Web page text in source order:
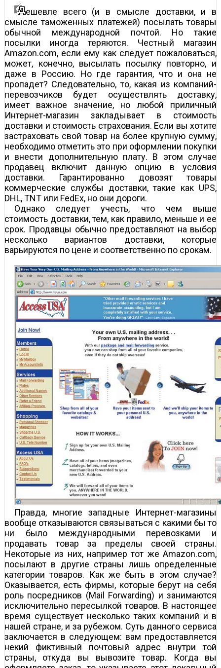
ешевле всего (и в смысле доставки, и в
смысле таможенных платежей) посылать товары
обычной международной почтой. Но такие
посылки иногда теряются. Честный магазин
Amazon.com, если ему как следует пожаловаться,
может, конечно, высылать посылку повторно, и
даже в Россию. Но где гарантия, что и она не
пропадет? Следовательно, то, какая из компаний-
перевозчиков будет осуществлять доставку,
имеет важное значение, но любой приличный
Интернет-магазин закладывает в стоимость
доставки и стоимость страхования. Если вы хотите
застраховать свой товар на более крупную сумму,
необходимо отметить это при оформлении покупки
и внести дополнительную плату. В этом случае
продавец включит данную опцию в условия
доставки. Гарантированно довозят товары
коммерческие службы доставки, такие как UPS,
DHL, TNT или FedEx, но они дороги.
Однако следует учесть, что чем выше
стоимость доставки, тем, как правило, меньше и ее
срок. Продавцы обычно предоставляют на выбор
несколько вариантов доставки, которые
варьируются по цене и соответственно по срокам.
Правда, многие западные Интернет-магазины
вообще отказываются связываться с какими бы то
ни было международными перевозками и
продавать товар за пределы своей страны.
Некоторые из них, например тот же Amazon.com,
посылают в другие страны лишь определенные
категории товаров. Как же быть в этом случае?
Оказывается, есть фирмы, которые берут на себя
роль посредников (Mail Forwarding) и занимаются
исключительно пересылкой товаров. В настоящее
время существует несколько таких компаний и в
нашей стране, и за рубежом. Суть данного сервиса
заключается в следующем: вам предоставляется
некий фиктивный почтовый адрес внутри той
страны, откуда вы вывозите товар. Когда вы